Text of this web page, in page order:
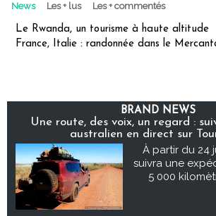
News Les + lus Les + commentés
Le Rwanda, un tourisme à haute altitude
France, Italie : randonnée dans le
BRAND NEWS
Une route, des voix, un regard :
australien en direct sur
À partir du 24
suivra une
5 000